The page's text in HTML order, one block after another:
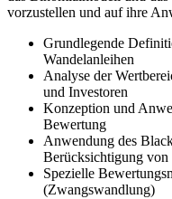
vorzustellen und auf ihre
Grundlegende
Wandelanleihen
Analyse der
und Investoren
Konzeption und
Bewertung
Anwendung des
Berücksichtigung
Spezielle
(Zwangswandlung)